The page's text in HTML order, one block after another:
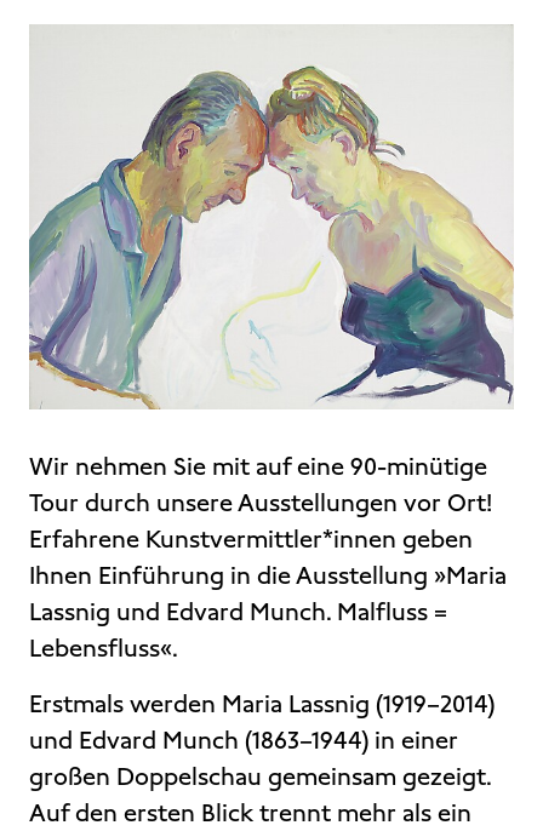
Wir nehmen Sie mit auf eine 90-minütige
Tour durch unsere Ausstellungen vor Ort!
Erfahrene Kunstvermittler*innen geben
Ihnen Einführung in die Ausstellung »Maria
Lassnig und Edvard Munch. Malfluss =
Lebensfluss«.
Erstmals werden Maria Lassnig (1919–2014)
und Edvard Munch (1863–1944) in einer
großen Doppelschau gemeinsam gezeigt.
Auf den ersten Blick trennt mehr als ein